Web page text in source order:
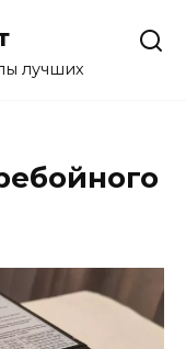
лучших